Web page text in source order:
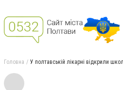
Головна У полтавській лікарні відкрили